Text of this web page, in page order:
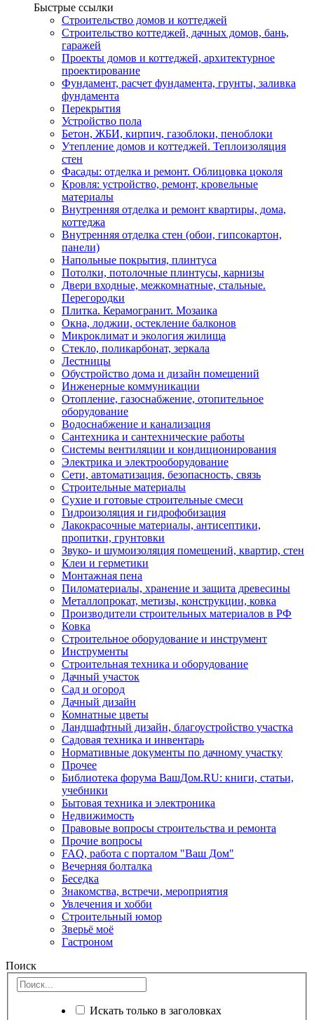
Быстрые ссылки
Строительство домов и коттеджей
Строительство коттеджей, дачных домов, бань,
гаражей
Проекты домов и коттеджей, архитектурное
проектирование
Фундамент, расчет фундамента, грунты, заливка
фундамента
Перекрытия
Устройство пола
Бетон, ЖБИ, кирпич, газоблоки, пеноблоки
Утепление домов и коттеджей. Теплоизоляция
стен
Фасады: отделка и ремонт. Облицовка цоколя
Кровля: устройство, ремонт, кровельные
материалы
Внутренняя отделка и ремонт квартиры, дома,
коттеджа
Внутренняя отделка стен (обои, гипсокартон,
панели)
Напольные покрытия, плинтуса
Потолки, потолочные плинтусы, карнизы
Двери входные, межкомнатные, стальные.
Перегородки
Плитка. Керамогранит. Мозаика
Окна, лоджии, остекление балконов
Микроклимат и экология жилища
Стекло, поликарбонат, зеркала
Лестницы
Обустройство дома и дизайн помещений
Инженерные коммуникации
Отопление, газоснабжение, отопительное
оборудование
Водоснабжение и канализация
Сантехника и сантехнические работы
Системы вентиляции и кондиционирования
Электрика и электрооборудование
Сети, автоматизация, безопасность, связь
Строительные материалы
Сухие и готовые строительные смеси
Гидроизоляция и гидрофобизация
Лакокрасочные материалы, антисептики,
пропитки, грунтовки
Звуко- и шумоизоляция помещений, квартир, стен
Клеи и герметики
Монтажная пена
Пиломатериалы, хранение и защита древесины
Металлопрокат, метизы, конструкции, ковка
Производители строительных материалов в РФ
Ковка
Строительное оборудование и инструмент
Инструменты
Строительная техника и оборудование
Дачный участок
Сад и огород
Дачный дизайн
Комнатные цветы
Ландшафтный дизайн, благоустройство участка
Садовая техника и инвентарь
Нормативные документы по дачному участку
Прочее
Библиотека форума ВашДом.RU: книги, статьи,
учебники
Бытовая техника и электроника
Недвижимость
Правовые вопросы строительства и ремонта
Прочие вопросы
FAQ, работа с порталом "Ваш Дом"
Вечерняя болталка
Беседка
Знакомства, встречи, мероприятия
Увлечения и хобби
Строительный юмор
Зверьё моё
Гастроном
Поиск
Искать только в заголовках